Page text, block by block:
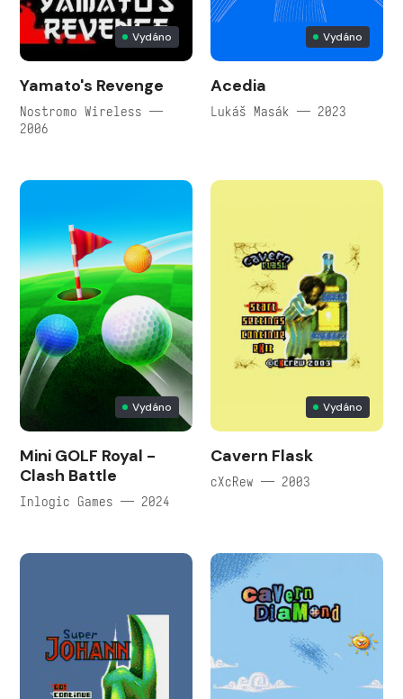
Vydáno
Yamato's Revenge
Nostromo Wireless —
2006
Vydáno
Acedia
Lukáš Masák — 2023
Vydáno
Mini GOLF Royal -
Clash Battle
Inlogic Games — 2024
Vydáno
Cavern Flask
cXcRew — 2003